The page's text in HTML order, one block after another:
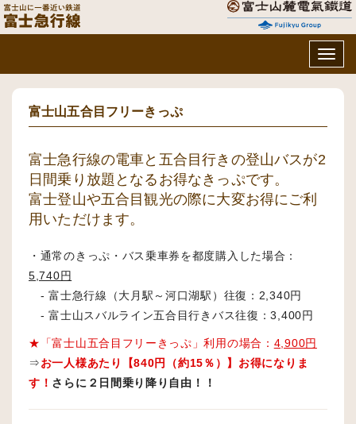
富士山五合目フリーきっぷ
富士急行線の電車と五合目行きの登山バスが2
日間乗り放題となるお得なきっぷです。
富士登山や五合目観光の際に大変お得にご利
用いただけます。
・通常のきっぷ・バス乗車券を都度購入した場合：
5,740円
- 富士急行線（大月駅～河口湖駅）往復：2,340円
- 富士山スバルライン五合目行きバス往復：3,400円
★「富士山五合目フリーきっぷ」利用の場合： 4,900円
⇒お一人様あたり【840円（約15％）】お得になりま
す！ さらに２日間乗り降り自由！！